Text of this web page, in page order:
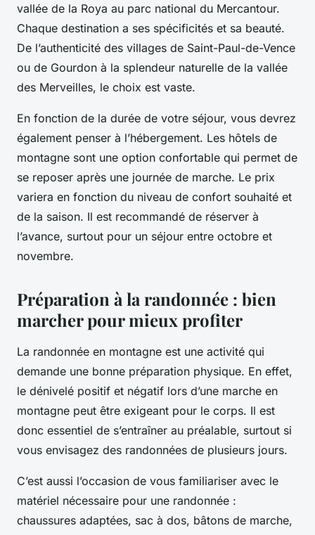
vallée de la Roya au parc national du Mercantour.
Chaque destination a ses spécificités et sa beauté.
De l’authenticité des villages de Saint-Paul-de-Vence
ou de Gourdon à la splendeur naturelle de la vallée
des Merveilles, le choix est vaste.
En fonction de la durée de votre séjour, vous devrez
également penser à l’hébergement. Les hôtels de
montagne sont une option confortable qui permet de
se reposer après une journée de marche. Le prix
variera en fonction du niveau de confort souhaité et
de la saison. Il est recommandé de réserver à
l’avance, surtout pour un séjour entre octobre et
novembre.
Préparation à la randonnée : bien
marcher pour mieux profiter
La randonnée en montagne est une activité qui
demande une bonne préparation physique. En effet,
le dénivelé positif et négatif lors d’une marche en
montagne peut être exigeant pour le corps. Il est
donc essentiel de s’entraîner au préalable, surtout si
vous envisagez des randonnées de plusieurs jours.
C’est aussi l’occasion de vous familiariser avec le
matériel nécessaire pour une randonnée :
chaussures adaptées, sac à dos, bâtons de marche,